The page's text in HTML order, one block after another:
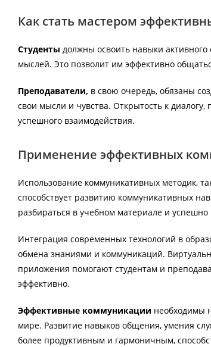
Как стать мастером
Студенты должны освоить навыки
мыслей. Это позволит им эффективно
Преподаватели, в свою очередь, обязаны
свои мысли и чувства. Открытость к
успешного взаимодействия.
Применение эффективных
Использование коммуникативных методик,
способствует развитию коммуникативных
разбираться в учебном материале и
Интеграция современных технологий в
обмена знаниями и коммуникаций.
приложения помогают студентам и
эффективно.
Эффективные коммуникации необходимы
мире. Развитие навыков общения, умения
более продуктивным и гармоничным,